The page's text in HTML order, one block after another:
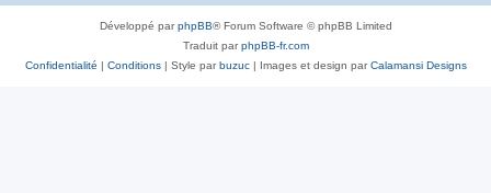
Développé parphpBB® Forum Software © phpBB Limited
Traduit parphpBB-fr.com
Confidentialité | Conditions| Style parbuzuc| Images et design parCalamansi Designs